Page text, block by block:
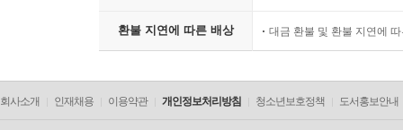
환불 지연에 따른 배상 대금 환불 및 환불 지연에
회사소개 인재채용 이용약관 개인정보처리방침 청소년보호정책 도서홍보안내